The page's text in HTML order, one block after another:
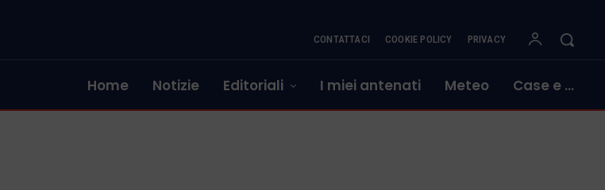
CONTATTACI COOKIE POLICY PRIVACY
Home Notizie Editoriali I miei antenati Meteo Case e …